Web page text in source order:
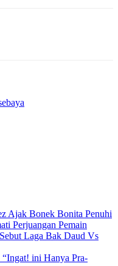
Ajak Bonek Bonita Penuhi
Perjuangan Pemain
Laga Bak Daud Vs
ini Hanya Pra-